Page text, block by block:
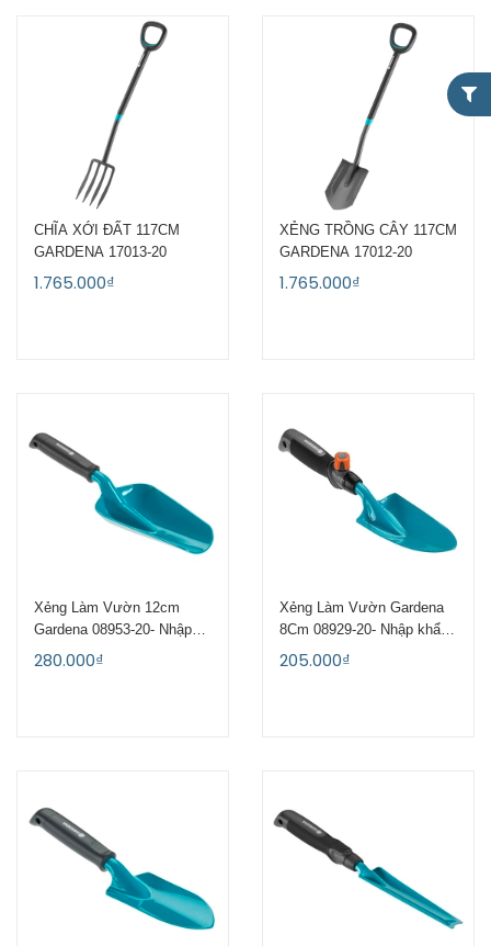
CHĨA XỚI ĐẤT 117CM
GARDENA 17013-20
1.765.000₫
XẺNG TRỒNG CÂY 117CM
GARDENA 17012-20
1.765.000₫
Xẻng Làm Vườn 12cm
Gardena 08953-20- Nhập
khẩu CH Séc
280.000₫
Xẻng Làm Vườn Gardena
8Cm 08929-20- Nhập khẩu
Séc
205.000₫